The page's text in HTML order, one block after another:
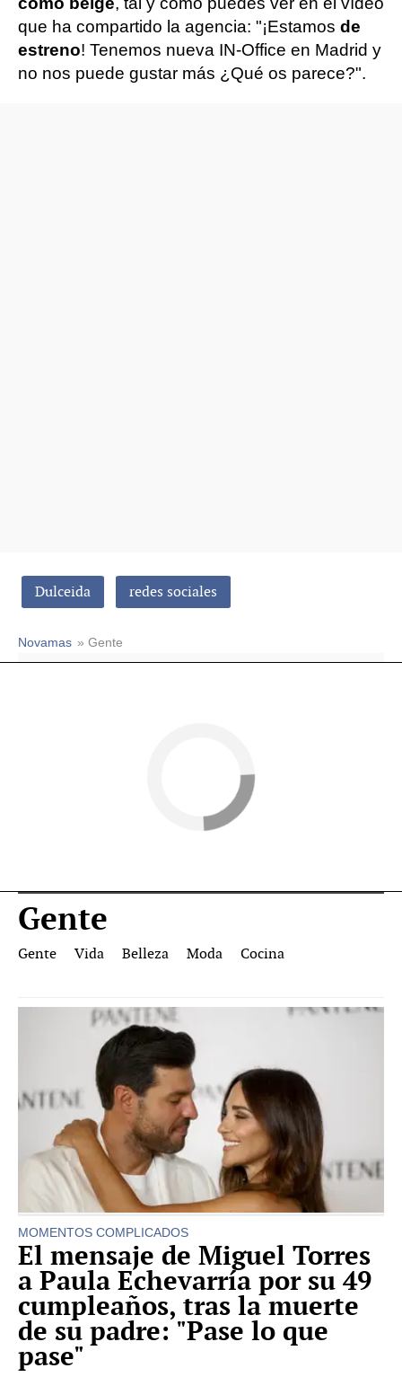
que ha compartido la agencia: "¡Estamos de
estreno! Tenemos nueva IN-Office en Madrid y
no nos puede gustar más ¿Qué os parece?".
Dulceida redes sociales
Novamas » Gente
Gente
Gente Vida Belleza Moda Cocina
MOMENTOS COMPLICADOS
El mensaje de Miguel Torres
a Paula Echevarría por su 49
cumpleaños, tras la muerte
de su padre: "Pase lo que
pase"